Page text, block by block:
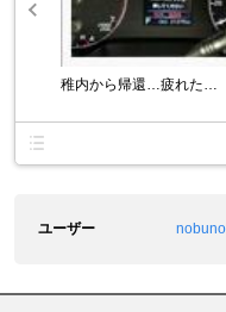
稚内から帰還…疲れた…
ユーザー